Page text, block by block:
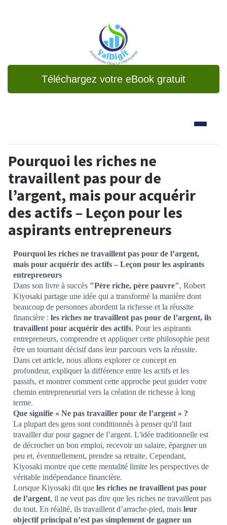
Téléchargez votre eBook gratuit
Pourquoi les riches ne
travaillent pas pour de
l’argent, mais pour acquérir
des actifs – Leçon pour les
aspirants entrepreneurs
Pourquoi les riches ne travaillent pas pour de l’argent,
mais pour acquérir des actifs – Leçon pour les aspirants
entrepreneurs
Dans son livre à succès "Père riche, père pauvre", Robert
Kiyosaki partage une idée qui a transformé la manière dont
beaucoup de personnes abordent la richesse et la réussite
financière : les riches ne travaillent pas pour de l’argent, ils
travaillent pour acquérir des actifs. Pour les aspirants
entrepreneurs, comprendre et appliquer cette philosophie peut
être un tournant décisif dans leur parcours vers la réussite.
Dans cet article, nous allons explorer ce concept en
profondeur, expliquer la différence entre les actifs et les
passifs, et montrer comment cette approche peut guider votre
chemin entrepreneurial vers la création de richesse à long
terme.
Que signifie « Ne pas travailler pour de l’argent » ?
La plupart des gens sont conditionnés à penser qu'il faut
travailler dur pour gagner de l’argent. L'idée traditionnelle est
de décrocher un bon emploi, recevoir un salaire, épargner un
peu et, éventuellement, prendre sa retraite. Cependant,
Kiyosaki montre que cette mentalité limite les perspectives de
véritable indépendance financière.
Lorsque Kiyosaki dit que les riches ne travaillent pas pour
de l’argent, il ne veut pas dire que les riches ne travaillent pas
du tout. En réalité, ils travaillent d’arrache-pied, mais leur
objectif principal n’est pas simplement de gagner un